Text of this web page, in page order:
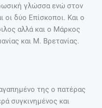
γλώσσα ενώ στον
οι δύο Επίσκοποι. Και ο
αλλά και ο Μάρκος
και Μ. Βρετανίας.
της ο πατέρας
συγκινημένος και